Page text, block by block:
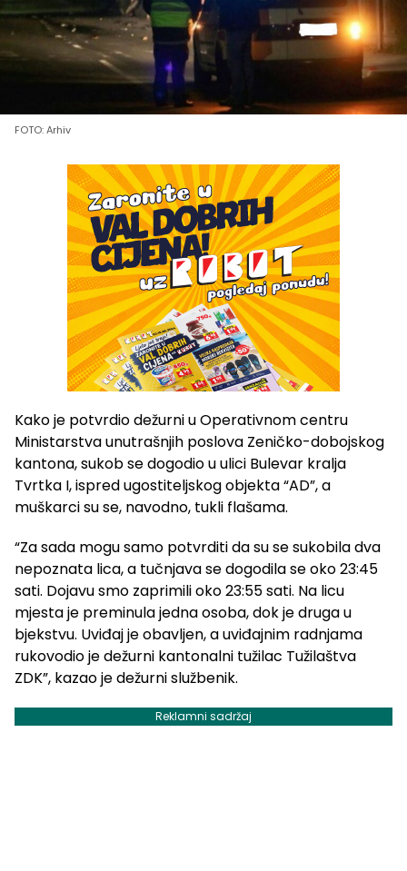
FOTO: Arhiv
Kako je potvrdio dežurni u Operativnom centru
Ministarstva unutrašnjih poslova Zeničko-dobojskog
kantona, sukob se dogodio u ulici Bulevar kralja
Tvrtka I, ispred ugostiteljskog objekta “AD”, a
muškarci su se, navodno, tukli flašama.
“Za sada mogu samo potvrditi da su se sukobila dva
nepoznata lica, a tučnjava se dogodila se oko 23:45
sati. Dojavu smo zaprimili oko 23:55 sati. Na licu
mjesta je preminula jedna osoba, dok je druga u
bjekstvu. Uviđaj je obavljen, a uviđajnim radnjama
rukovodio je dežurni kantonalni tužilac Tužilaštva
ZDK”, kazao je dežurni službenik.
Reklamni sadržaj